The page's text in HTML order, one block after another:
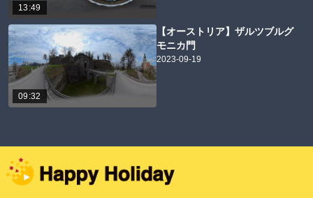
13:49
09:32
【オーストリア】ザルツブルグ
モニカ門
2023-09-19